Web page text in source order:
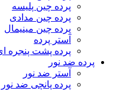
پرده چین پلیسه
پرده چین مدادی
پرده چین مینیمال
آستر پرده
پرده پشت پنجره ای
پرده ضد نور
آستر ضد نور
پرده پانچی ضد نور